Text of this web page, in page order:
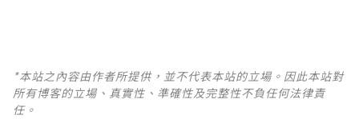
*本站之內容由作者所提供，並不代表本站的立場。因此本站對
所有博客的立場、真實性、準確性及完整性不負任何法律責
任。